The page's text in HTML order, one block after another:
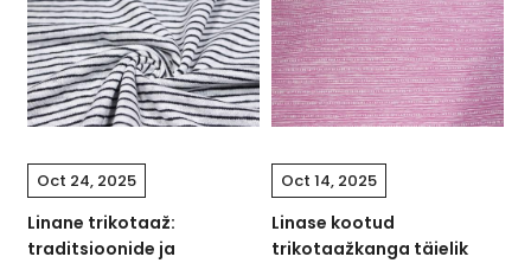
Oct 24, 2025
Linane trikotaaž:
traditsioonide ja
Oct 14, 2025
Linase kootud
trikotaažkanga täielik